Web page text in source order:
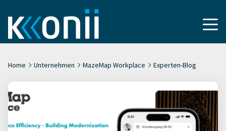
Home Unternehmen MazeMap Workplace Experten-Blog